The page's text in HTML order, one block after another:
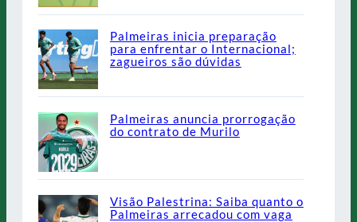
Palmeiras inicia preparação
para enfrentar o Internacional;
zagueiros são dúvidas
Palmeiras anuncia prorrogação
do contrato de Murilo
Visão Palestrina: Saiba quanto o
Palmeiras arrecadou com vaga